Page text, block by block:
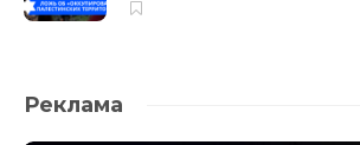
Реклама